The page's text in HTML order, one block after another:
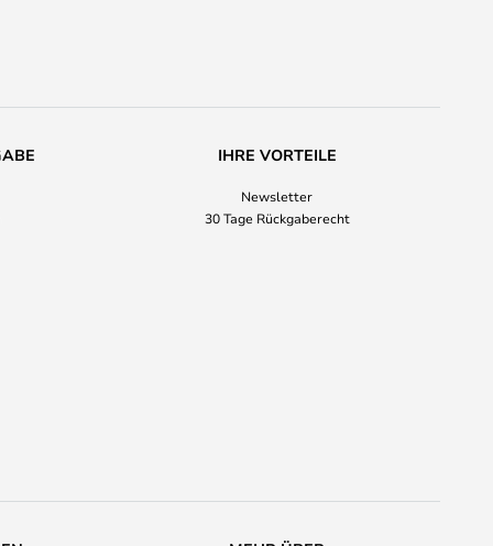
IHRE VORTEILE
Newsletter
30 Tage Rückgaberecht